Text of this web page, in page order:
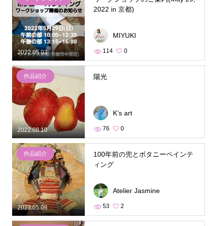
2022.05.03
2022 in 京都)
MIYUKI
114 0
作品紹介
2022.08.10
陽光
K’s art
76 0
作品紹介
2023.05.08
100年前の兜とボタニーペインテ
ィング
Atelier Jasmine
53 2